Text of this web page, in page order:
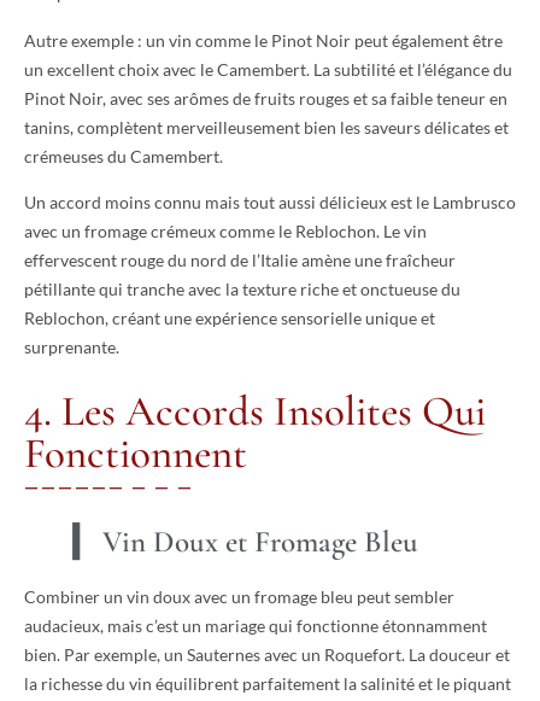
Autre exemple : un vin comme le Pinot Noir peut également être
un excellent choix avec le Camembert. La subtilité et l’élégance du
Pinot Noir, avec ses arômes de fruits rouges et sa faible teneur en
tanins, complètent merveilleusement bien les saveurs délicates et
crémeuses du Camembert.
Un accord moins connu mais tout aussi délicieux est le Lambrusco
avec un fromage crémeux comme le Reblochon. Le vin
effervescent rouge du nord de l’Italie amène une fraîcheur
pétillante qui tranche avec la texture riche et onctueuse du
Reblochon, créant une expérience sensorielle unique et
surprenante.
4. Les Accords Insolites Qui
Fonctionnent
Vin Doux et Fromage Bleu
Combiner un vin doux avec un fromage bleu peut sembler
audacieux, mais c’est un mariage qui fonctionne étonnamment
bien. Par exemple, un Sauternes avec un Roquefort. La douceur et
la richesse du vin équilibrent parfaitement la salinité et le piquant